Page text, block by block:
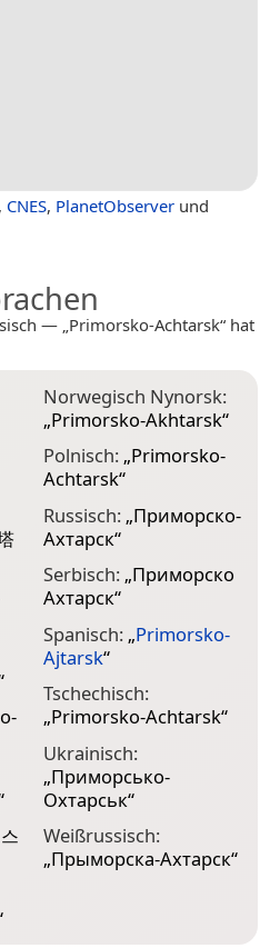
, CNES, PlanetObserver und
— „Primorsko-Achtarsk“ hat
Norwegisch Nynorsk:
„Primorsko-Akhtarsk“
Polnisch: „Primorsko-
Achtarsk“
Russisch: „Приморско-
Ахтарск“
Serbisch: „Приморско
Ахтарск“
Spanisch: „Primorsko-
Ajtarsk“
Tschechisch:
„Primorsko-Achtarsk“
Ukrainisch:
„Приморсько-
Охтарськ“
Weißrussisch:
„Прыморска-Ахтарск“